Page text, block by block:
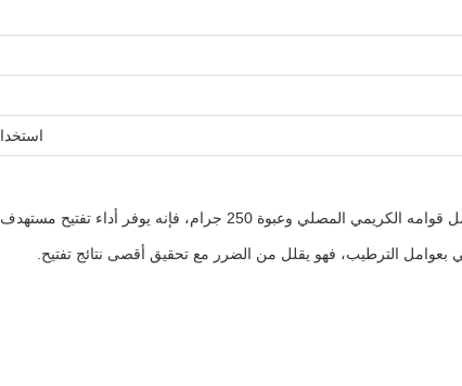
الكريمي المصلي وعبوة 250 جرام، فإنه يوفر أداء تفتيح مستهدف مع حماية مثالية للشعر.
بعوامل الترطيب، فهو يقلل من الضرر مع تحقيق أقصى نتائج تفتيح.